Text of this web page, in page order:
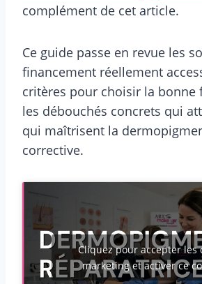
complément de cet article.
Ce guide passe en revue les
financement réellement
critères pour choisir la bonne
les débouchés concrets qui
qui maîtrisent la
corrective.
Cliquez pour accepter les
marketing et activer ce